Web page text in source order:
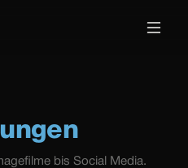
bis Social Media.